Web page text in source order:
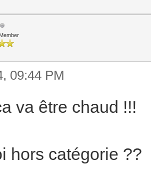
09:44 PM
va être chaud !!!
hors catégorie ??